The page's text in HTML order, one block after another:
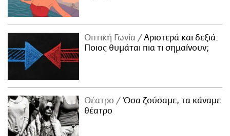
Οπτική Γωνία
Αριστερά και δεξιά:
Ποιος θυμάται πια τι σημαίνουν;
Θέατρο
Όσα ζούσαμε, τα κάναμε
θέατρο